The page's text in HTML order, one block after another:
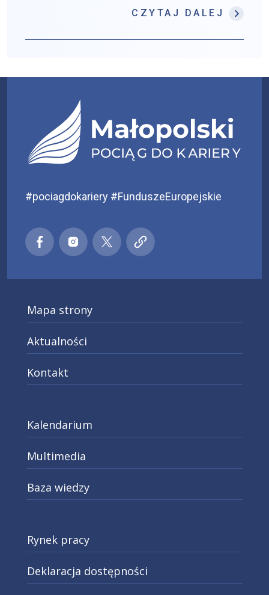
CZYTAJ DALEJ :
#pociagdokariery #FunduszeEuropejskie
Małopolski pociąg do kariery
Małopolski pociąg do kariery
Małopolski pociąg do kariery
Małopolski pociąg do
Mapa strony
Aktualności
Kontakt
Kalendarium
Multimedia
Baza wiedzy
Rynek pracy
Deklaracja dostępności